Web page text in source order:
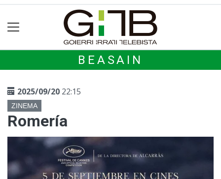
BEASAIN
2025/09/20 22:15
ZINEMA
Romería